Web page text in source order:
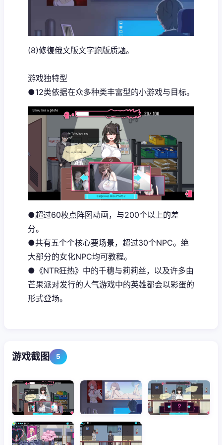
(8)修復俄文版文字跑版质题。
游戏独特型
●12类依据在众多种类丰富型的小游戏与目标。
●超过60枚点阵图动画，与200个以上的差
分。
●共有五个个核心要场景，超过30个NPC。绝
大部分的女化NPC均可教程。
●《NTR狂热》中的千穗与莉莉丝，以及许多由
芒果派对发行的人气游戏中的英雄都会以彩蛋的
形式登场。
游戏截图 5